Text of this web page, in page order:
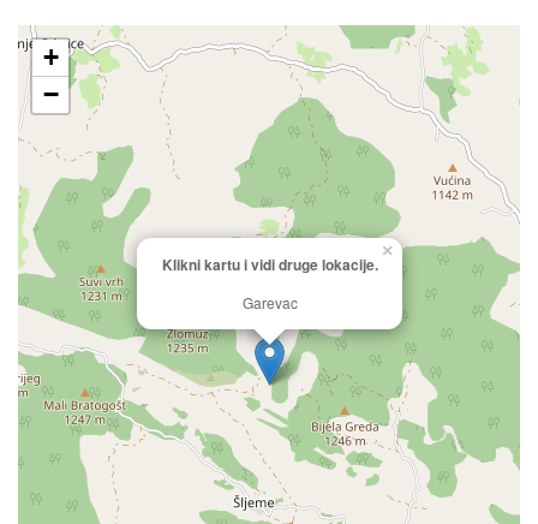
Klikni kartu i vidi druge lokacije.
Garevac
×
+
−